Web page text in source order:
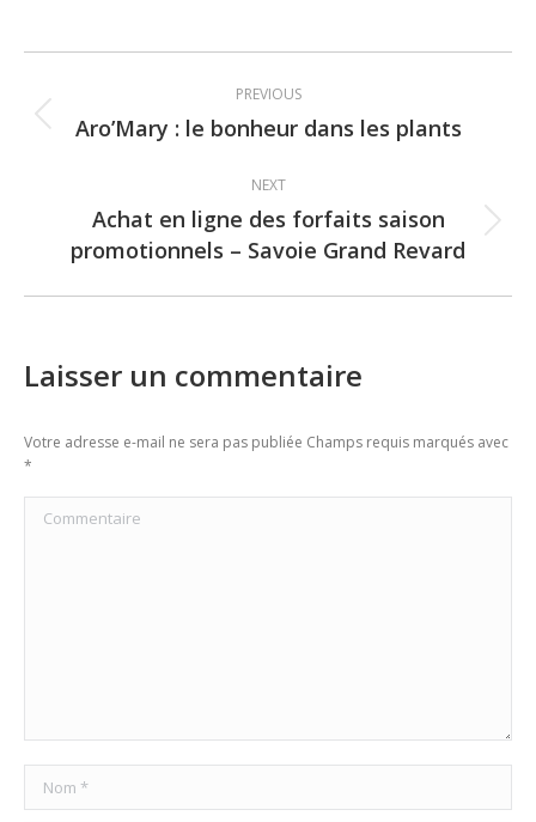
navigation
PREVIOUS
Previous
Aro’Mary : le bonheur dans les plants
NEXT
Next
post:
Achat en ligne des forfaits saison
promotionnels – Savoie Grand Revard
Laisser un commentaire
Votre adresse e-mail ne sera pas publiée Champs requis marqués avec
*
Commentaire
Nom *